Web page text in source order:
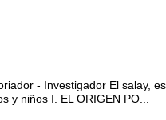
- Investigador El salay, es
y niños I. EL ORIGEN PO...